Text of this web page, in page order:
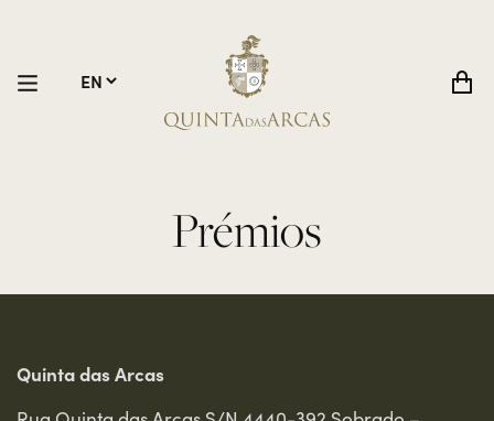
Prémios
Quinta das Arcas